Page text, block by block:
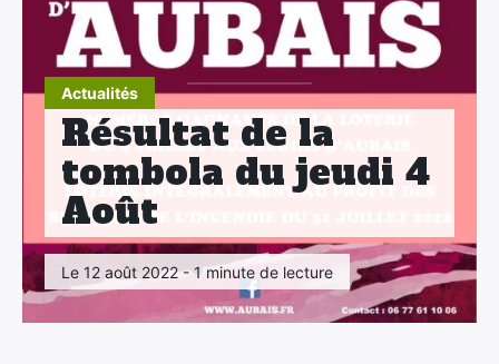
Actualités
Résultat de la
tombola du jeudi 4
Août
Le 12 août 2022 - 1 minute de lecture
Elections
Etat Civil
Autres Démarches